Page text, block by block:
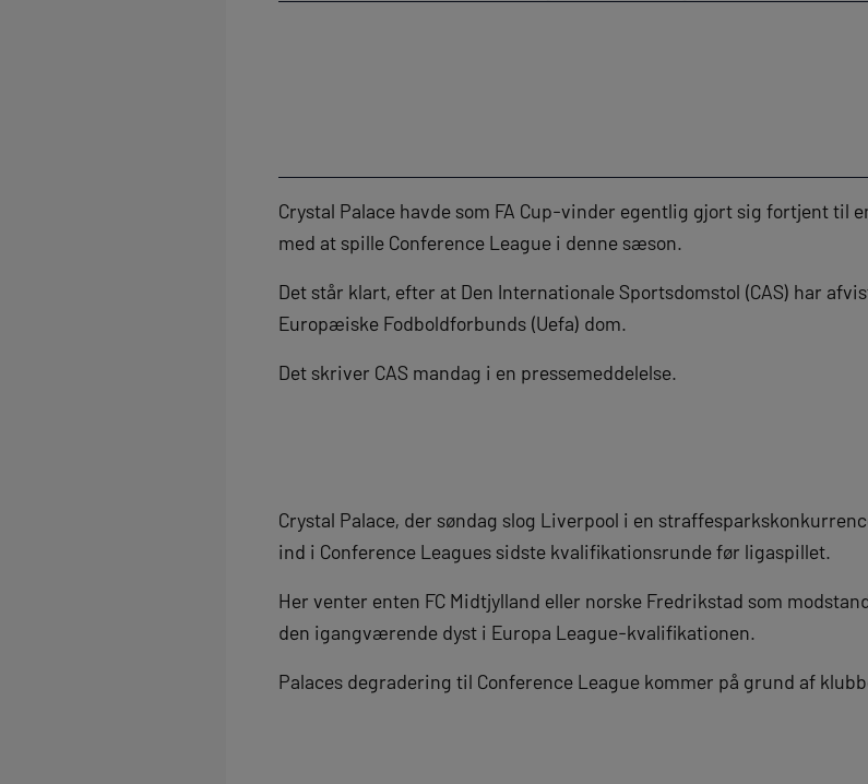
Crystal Palace havde som FA Cup-vinder egentlig gjort sig fortjent til
med at spille Conference League i denne sæson.
Det står klart, efter at Den Internationale Sportsdomstol (CAS) har
Europæiske Fodboldforbunds (Uefa) dom.
Det skriver CAS mandag i en pressemeddelelse.
Crystal Palace, der søndag slog Liverpool i en
ind i Conference Leagues sidste kvalifikationsrunde før ligaspillet.
Her venter enten FC Midtjylland eller norske Fredrikstad som
den igangværende dyst i Europa League-kvalifikationen.
Palaces degradering til Conference League kommer på grund af